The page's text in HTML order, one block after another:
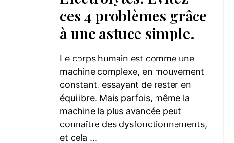
ces 4 problèmes grâce
à une astuce simple.
Le corps humain est comme une
machine complexe, en mouvement
constant, essayant de rester en
équilibre. Mais parfois, même la
machine la plus avancée peut
connaître des dysfonctionnements,
et cela ...